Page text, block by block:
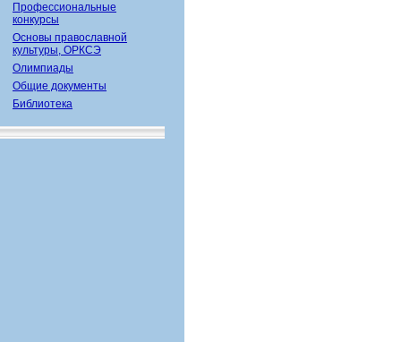
Профессиональные
конкурсы
Основы православной
культуры, ОРКСЭ
Олимпиады
Общие документы
Библиотека